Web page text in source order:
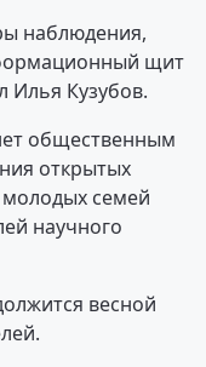
наблюдения,
щит
Илья Кузубов.
общественным
открытых
семей
научного
весной